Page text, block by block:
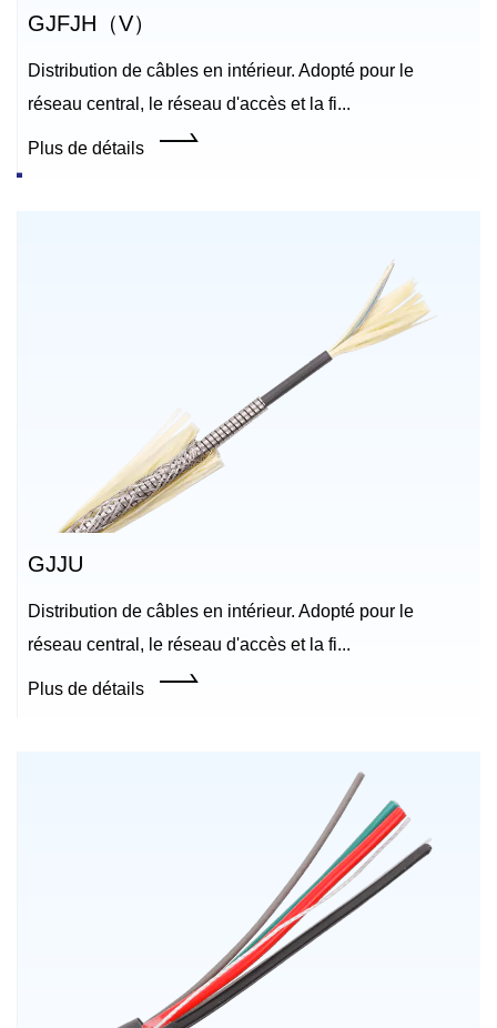
GJFJH（V）
Distribution de câbles en intérieur. Adopté pour le
réseau central, le réseau d'accès et la fi...
Plus de détails
GJJU
Distribution de câbles en intérieur. Adopté pour le
réseau central, le réseau d'accès et la fi...
Plus de détails